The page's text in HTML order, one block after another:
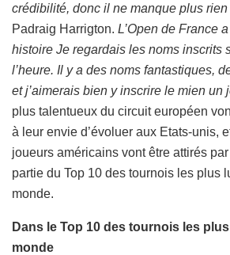
crédibilité, donc il ne manque plus
Padraig Harrigton. L’Open de France
histoire Je regardais les noms inscrits
l’heure. Il y a des noms fantastiques,
et j’aimerais bien y inscrire le mien un
plus talentueux du circuit européen
à leur envie d’évoluer aux Etats-unis,
joueurs américains vont être attirés
partie du Top 10 des tournois les plus
monde.
Dans le Top 10 des tournois les
monde